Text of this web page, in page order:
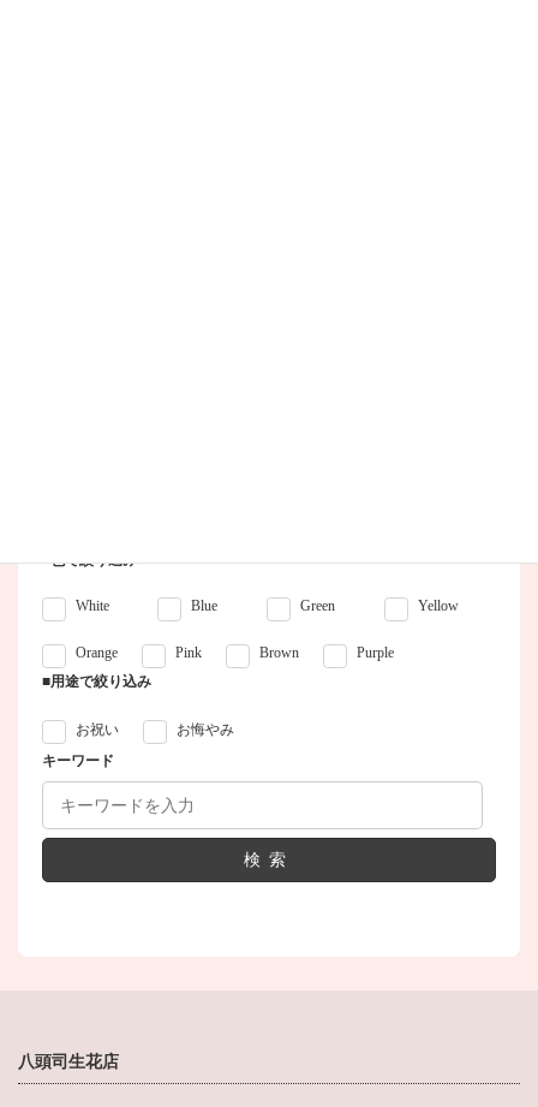
■色で絞り込み
White Blue Green Yellow
Orange Pink Brown
Purple
■用途で絞り込み
お祝い
お悔やみ
キーワード
検索
八頭司生花店